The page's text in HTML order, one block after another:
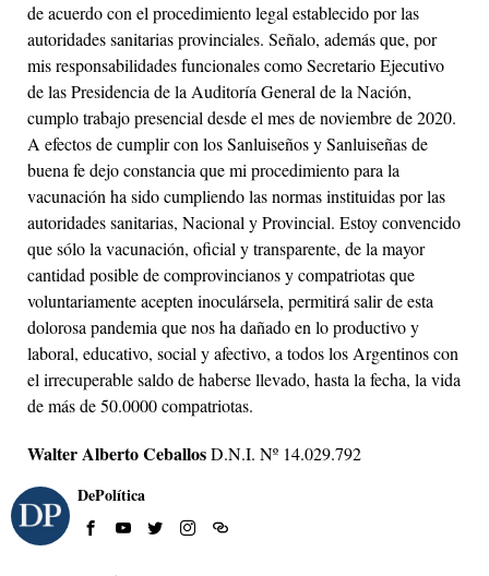
de acuerdo con el procedimiento legal establecido por las
autoridades sanitarias provinciales. Señalo, además que, por
mis responsabilidades funcionales como Secretario Ejecutivo
de las Presidencia de la Auditoría General de la Nación,
cumplo trabajo presencial desde el mes de noviembre de 2020.
A efectos de cumplir con los Sanluiseños y Sanluiseñas de
buena fe dejo constancia que mi procedimiento para la
vacunación ha sido cumpliendo las normas instituidas por las
autoridades sanitarias, Nacional y Provincial. Estoy convencido
que sólo la vacunación, oficial y transparente, de la mayor
cantidad posible de comprovincianos y compatriotas que
voluntariamente acepten inoculársela, permitirá salir de esta
dolorosa pandemia que nos ha dañado en lo productivo y
laboral, educativo, social y afectivo, a todos los Argentinos con
el irrecuperable saldo de haberse llevado, hasta la fecha, la vida
de más de 50.0000 compatriotas.
Walter Alberto CeballosD.N.I. Nº 14.029.792
DePolítica